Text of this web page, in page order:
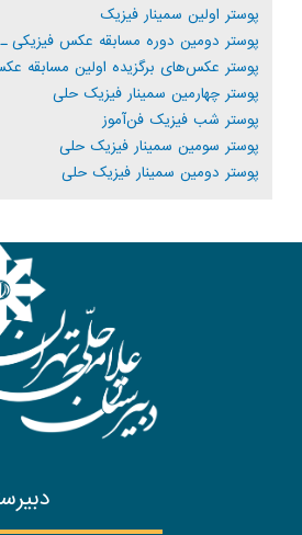
پوستر اولین سمینار فیزیک
پوستر دومین دوره مسابقه عکس فیزیکی ـ 1393
پوستر عکس‌های برگزیده اولین مسابقه
پوستر چهارمین سمینار فیزیک حلی
پوستر شب فیزیک فن‌آموز
پوستر سومین سمینار فیزیک حلی
پوستر دومین سمینار فیزیک حلی